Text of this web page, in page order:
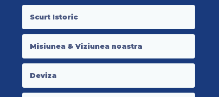
Scurt Istoric
Misiunea & Viziunea noastra
Deviza